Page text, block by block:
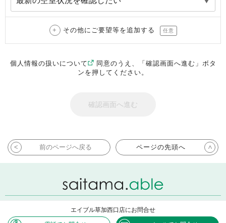
その他にご要望等を追加する 任意
個人情報の扱いについて
同意のうえ、「確認画面へ進む」ボタ
ンを押してください。
前のページへ戻る ページの先頭へ
Copyright ABLE INC. All rights reserved.
エイブル草加西口店にお問合せ